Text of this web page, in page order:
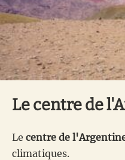
Le centre de
Le centre de
climatiques.